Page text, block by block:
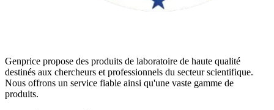
Genprice propose des produits de laboratoire de haute qualité
destinés aux chercheurs et professionnels du secteur scientifique.
Nous offrons un service fiable ainsi qu'une vaste gamme de
produits.